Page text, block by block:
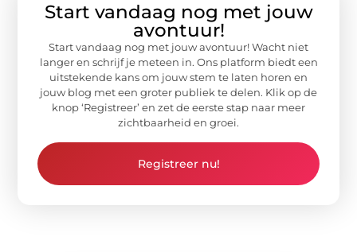
Start vandaag nog met jouw
avontuur!
Start vandaag nog met jouw avontuur! Wacht niet
langer en schrijf je meteen in. Ons platform biedt een
uitstekende kans om jouw stem te laten horen en
jouw blog met een groter publiek te delen. Klik op de
knop ‘Registreer’ en zet de eerste stap naar meer
zichtbaarheid en groei.
Registreer nu!